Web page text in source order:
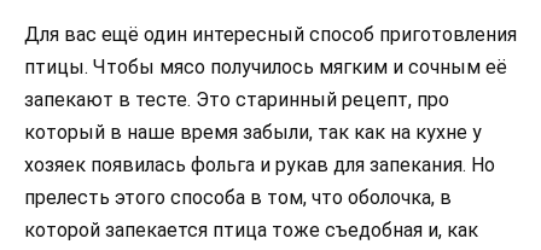
Для вас ещё один интересный способ приготовления
птицы. Чтобы мясо получилось мягким и сочным её
запекают в тесте. Это старинный рецепт, про
который в наше время забыли, так как на кухне у
хозяек появилась фольга и рукав для запекания. Но
прелесть этого способа в том, что оболочка, в
которой запекается птица тоже съедобная и, как